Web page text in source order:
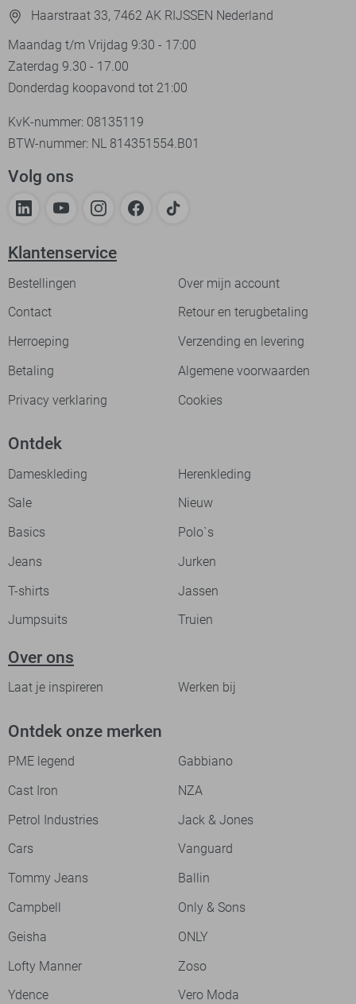
Haarstraat 33, 7462 AK RIJSSEN Nederland
Maandag t/m Vrijdag 9:30 - 17:00
Zaterdag 9.30 - 17.00
Donderdag koopavond tot 21:00
KvK-nummer: 08135119
BTW-nummer: NL 814351554.B01
Volg ons
Klantenservice
Bestellingen
Over mijn account
Contact
Retour en terugbetaling
Herroeping
Verzending en levering
Betaling
Algemene voorwaarden
Privacy verklaring
Cookies
Ontdek
Dameskleding
Herenkleding
Sale
Nieuw
Basics
Polo`s
Jeans
Jurken
T-shirts
Jassen
Jumpsuits
Truien
Over ons
Laat je inspireren Werken bij
Ontdek onze merken
PME legend
Gabbiano
Cast Iron
NZA
Petrol Industries
Jack & Jones
Cars
Vanguard
Tommy Jeans
Ballin
Campbell
Only & Sons
Geisha
ONLY
Lofty Manner
Zoso
Ydence
Vero Moda